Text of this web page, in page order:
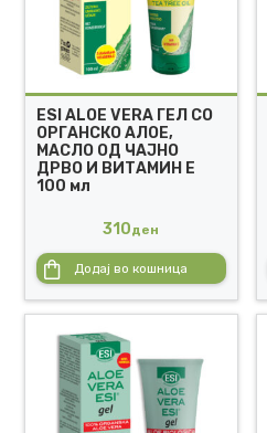
ESI ALOE VERA ГЕЛ СО
ОРГАНСКО АЛОЕ,
МАСЛО ОД ЧАЈНО
ДРВО И ВИТАМИН Е
100 мл
310ден
Додај во кошница